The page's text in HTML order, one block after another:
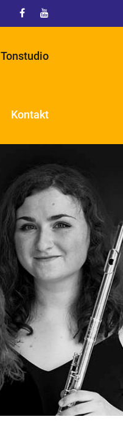
Tonstudio
Kontakt